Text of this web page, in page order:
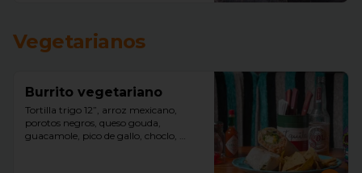
Vegetarianos
Burrito vegetariano
Tortilla trigo 12”, arroz mexicano,
porotos negros, queso gouda,
guacamole, pico de gallo, choclo,